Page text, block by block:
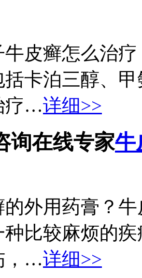
牛皮癣怎么治
括卡泊三醇、
疗…详细>>
询在线专家牛
的外用药膏？
种比较麻烦的
，…详细>>